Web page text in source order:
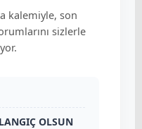
kalemiyle, son
sizlerle
OLSUN